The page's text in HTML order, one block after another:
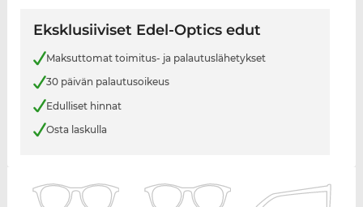
Eksklusiiviset Edel-Optics edut
Maksuttomat toimitus- ja palautuslähetykset
30 päivän palautusoikeus
Edulliset hinnat
Osta laskulla